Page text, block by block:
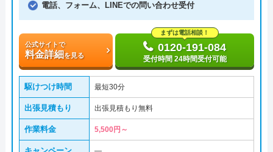
電話、フォーム、LINEでの問い合わせ受付
公式サイトで
料金詳細を見る
まずは電話相談！
0120-191-084
受付時間 24時間受付可能
駆けつけ時間 最短30分
出張見積もり 出張見積もり無料
作業料金 5,500円～